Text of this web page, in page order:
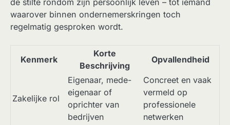
de stilte rondom zijn persoonlijk leven – tot iemand
waarover binnen ondernemerskringen toch
regelmatig gesproken wordt.
Kenmerk
Korte
Beschrijving
Opvallendheid
Zakelijke rol
Eigenaar, mede-
eigenaar of
oprichter van
bedrijven
Concreet en vaak
vermeld op
professionele
netwerken